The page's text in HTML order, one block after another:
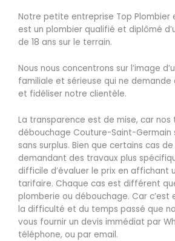
Notre petite entreprise Top Plombier
est un plombier qualifié et diplômé
de 18 ans sur le terrain.
Nous nous concentrons sur l’image
familiale et sérieuse qui ne demande
et fidéliser notre clientèle.
La transparence est de mise, car nos
débouchage Couture-Saint-Germain
sans surplus. Bien que certains cas
demandant des travaux plus
difficile d’évaluer le prix en affichant
tarifaire. Chaque cas est différent
plomberie ou débouchage. Car c’est
la difficulté et du temps passé que
vous fournir un devis immédiat par
téléphone, ou par email.